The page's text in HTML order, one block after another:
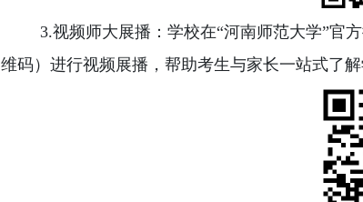
3.视频师大展播：学校在“河南师范大学”官
维码）进行视频展播，帮助考生与家长一站式了解